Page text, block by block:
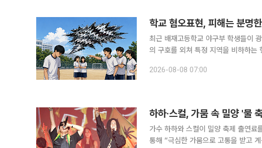
학교 혐오표현, 피해는 분명
최근 배재고등학교 야구부 학생들이
의 구호를 외쳐 특정 지역을 비하하는
되기도 합니다. 학교에서의 혐오표현
2026-08-08 07:00
하하·스컬, 가뭄 속 밀양 '물
가수 하하와 스컬이 밀양 축제 출연료를 전액 기부하기로
통해 “극심한 가뭄으로 고통을 받고